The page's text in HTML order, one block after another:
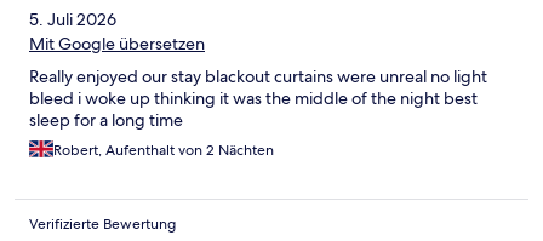
5. Juli 2026
Mit Google übersetzen
Really enjoyed our stay blackout curtains were unreal no light
bleed i woke up thinking it was the middle of the night best
sleep for a long time
Robert, Aufenthalt von 2 Nächten
Verifizierte Bewertung